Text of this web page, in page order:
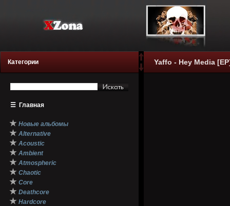
Категории
☰ Главная
★ Новые альбомы
★ Alternative
★ Acoustic
★ Ambient
★ Atmospheric
★ Chaotic
★ Core
★ Deathcore
★ Hardcore
Yaffo - Hey Media